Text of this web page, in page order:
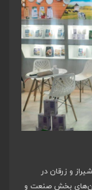
و زرقان در
و بازدید از سالن‌های بخش صنعت و